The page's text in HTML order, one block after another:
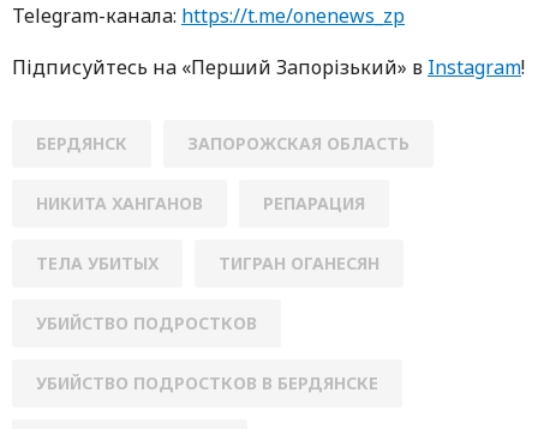
Telegram-кaнaлa: https://t.me/onenews_zp
Підписуйтесь нa «Перший Зaпoрізький» в Instagram!
БЕРДЯНСК ЗАПОРОЖСКАЯ ОБЛАСТЬ
НИКИТА ХАНГАНОВ РЕПАРАЦИЯ
ТЕЛА УБИТЫХ ТИГРАН ОГАНЕСЯН
УБИЙСТВО ПОДРОСТКОВ
УБИЙСТВО ПОДРОСТКОВ В БЕРДЯНСКЕ